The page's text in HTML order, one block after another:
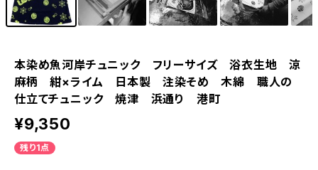
本染め魚河岸チュニック フリーサイズ 浴衣生地 涼
麻柄 紺×ライム 日本製 注染そめ 木綿 職人の
仕立てチュニック 焼津 浜通り 港町
¥9,350
残り1点